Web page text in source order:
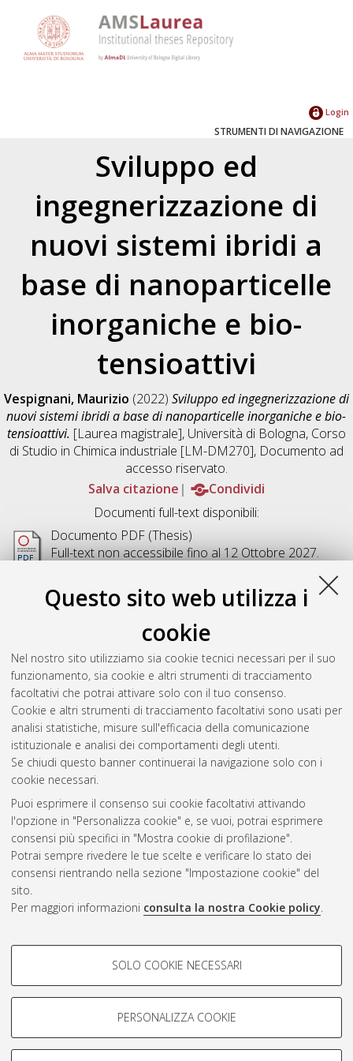
Questo sito web utilizza i
cookie
Nel nostro sito utilizziamo sia cookie tecnici necessari per il suo
funzionamento, sia cookie e altri strumenti di tracciamento
facoltativi che potrai attivare solo con il tuo consenso.
Cookie e altri strumenti di tracciamento facoltativi sono usati per
analisi statistiche, misure sull'efficacia della comunicazione
istituzionale e analisi dei comportamenti degli utenti.
Se chiudi questo banner continuerai la navigazione solo con i
cookie necessari.
Puoi esprimere il consenso sui cookie facoltativi attivando
l'opzione in "Personalizza cookie" e, se vuoi, potrai esprimere
consensi più specifici in "Mostra cookie di profilazione".
Potrai sempre rivedere le tue scelte e verificare lo stato dei
consensi rientrando nella sezione "Impostazione cookie" del
sito.
Per maggiori informazioni consulta la nostra Cookie policy.
COOKIE DI PROFILAZIONE -
Si tratta di cookie utilizzati per analizzare le caratteristiche della
navigazione degli utenti, creare profili in base al loro comportamento
Mostra cookie di profilazione
SOLO COOKIE NECESSARI
PERSONALIZZA COOKIE
Login
STRUMENTI DI NAVIGAZIONE
Sviluppo ed
ingegnerizzazione di
nuovi sistemi ibridi a
base di nanoparticelle
inorganiche e bio-
tensioattivi
Vespignani, Maurizio (2022) Sviluppo ed ingegnerizzazione di
nuovi sistemi ibridi a base di nanoparticelle inorganiche e bio-
tensioattivi. [Laurea magistrale], Università di Bologna, Corso
di Studio in Chimica industriale [LM-DM270], Documento ad
accesso riservato.
Salva citazione
Condividi
Documenti full-text disponibili:
Documento PDF (Thesis)
Full-text non accessibile fino al 12 Ottobre 2027.
Attribuzione - Non commerciale - Non opere
derivate 4.0 (CC BY-NC-ND 4.0)
Contatta l'autore
Abstract
Altri metadati
Gestione del documento:
Atom
Rss 1.0
Rss 2.0
AMS Laurea
Impostazioni Cookie
Informativa sulla privacy
Condizioni d’uso del sito